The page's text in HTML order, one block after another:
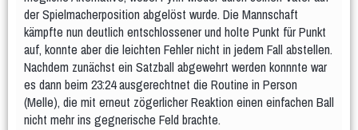
Gymnastik im Sitzen Hocker-Gymnastik Wasser-Gymnastik
Yogilates
Gesundheitssport
Aktiv 50plus Fit 60plus Rücken-Fitness
Volleyball
der Spielmacherposition abgelöst wurde. Die Mannschaft
kämpfte nun deutlich entschlossener und holte Punkt für Punkt
auf, konnte aber die leichten Fehler nicht in jedem Fall abstellen.
Nachdem zunächst ein Satzball abgewehrt werden konnnte war
es dann beim 23:24 ausgerechtnet die Routine in Person
(Melle), die mit erneut zögerlicher Reaktion einen einfachen Ball
nicht mehr ins gegnerische Feld brachte.